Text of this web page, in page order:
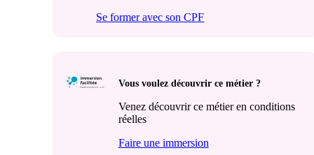
Se former avec son CPF
Vous voulez découvrir ce métier ?
Venez découvrir ce métier en conditions
réelles
Faire une immersion